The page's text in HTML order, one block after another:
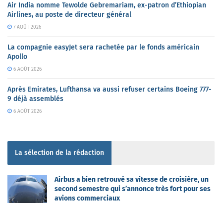
Air India nomme Tewolde Gebremariam, ex-patron d’Ethiopian
Airlines, au poste de directeur général
7 AOÛT 2026
La compagnie easyJet sera rachetée par le fonds américain
Apollo
6 AOÛT 2026
Après Emirates, Lufthansa va aussi refuser certains Boeing 777-
9 déjà assemblés
6 AOÛT 2026
La sélection de la rédaction
Airbus a bien retrouvé sa vitesse de croisière, un
second semestre qui s’annonce très fort pour ses
avions commerciaux